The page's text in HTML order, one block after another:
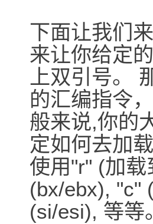
下面让我们
来让你给定
上双引号。
的汇编指令
般来说,你的
定如何去加
使用"r" (加
(bx/ebx), "c"
(si/esi), 等等